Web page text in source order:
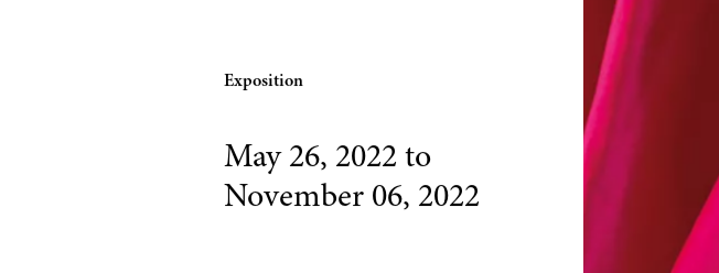
Exposition
May 26, 2022 to
November 06, 2022